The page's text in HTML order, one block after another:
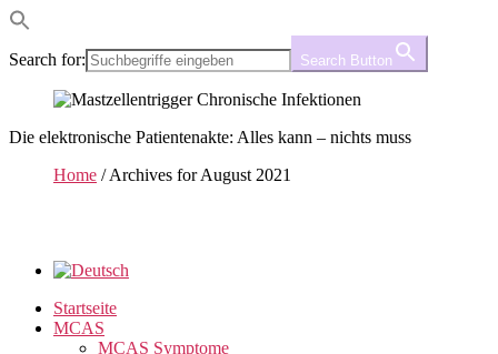
Search for: Search Button
Die elektronische Patientenakte: Alles kann – nichts muss
Home /Archives for August 2021
Startseite
MCAS
MCAS Symptome